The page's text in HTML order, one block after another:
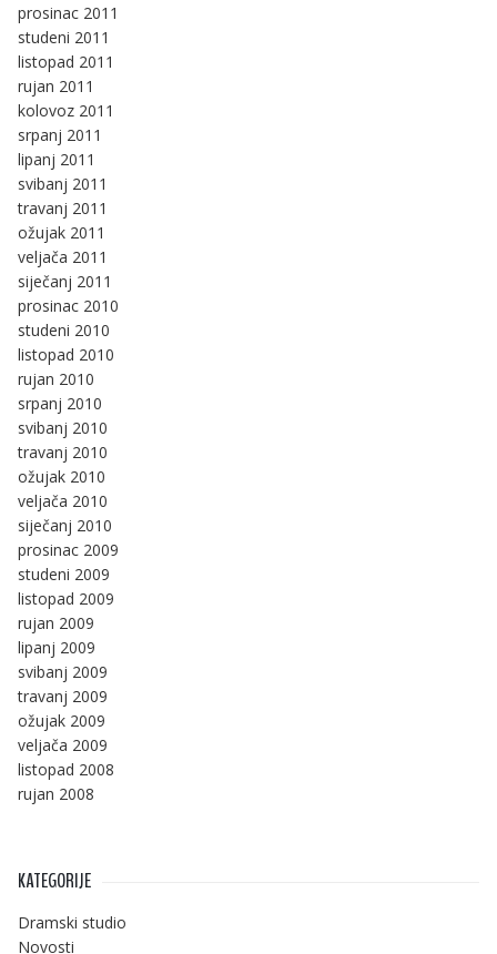
prosinac 2011
studeni 2011
listopad 2011
rujan 2011
kolovoz 2011
srpanj 2011
lipanj 2011
svibanj 2011
travanj 2011
ožujak 2011
veljača 2011
siječanj 2011
prosinac 2010
studeni 2010
listopad 2010
rujan 2010
srpanj 2010
svibanj 2010
travanj 2010
ožujak 2010
veljača 2010
siječanj 2010
prosinac 2009
studeni 2009
listopad 2009
rujan 2009
lipanj 2009
svibanj 2009
travanj 2009
ožujak 2009
veljača 2009
listopad 2008
rujan 2008
KATEGORIJE
Dramski studio
Novosti